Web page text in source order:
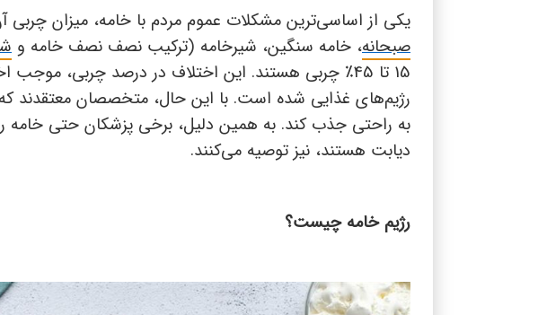
یکی از اساسی‌ترین مشکلات عموم مردم با خامه، میزان چربی
صبحانه، خامه سنگین، شیرخامه (ترکیب نصف نصف خامه و
15 تا 45
٪ چربی هستند. این اختلاف در درصد چربی، موجب
رژیم‌های غذایی شده است. با این حال، متخصصان معتقدند
به راحتی جذب کند. به همین دلیل، برخی پزشکان حتی خامه را
دیابت هستند، نیز توصیه می‌کنند.
رژیم خامه چیست؟